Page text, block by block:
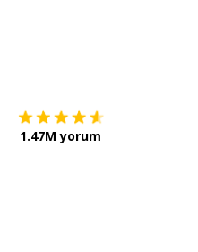
1.47M yorum